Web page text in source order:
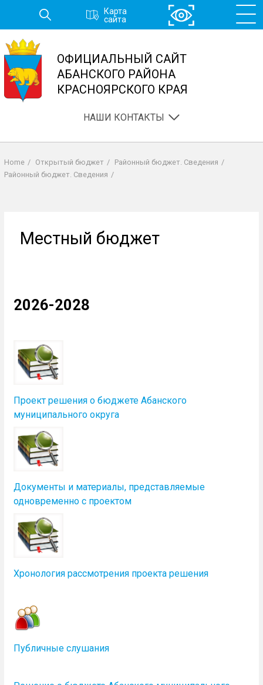
основному
содержанию
Карта
сайта
ОФИЦИАЛЬНЫЙ САЙТ
АБАНСКОГО РАЙОНА
КРАСНОЯРСКОГО КРАЯ
НАШИ КОНТАКТЫ
Строка
Home / Открытый бюджет / Районный бюджет. Сведения /
Районный бюджет. Сведения /
Местный бюджет
2026-2028
Проект решения о бюджете Абанского
муниципального округа
Документы и материалы, представляемые
одновременно с проектом
Хронология рассмотрения проекта решения
Публичные слушания